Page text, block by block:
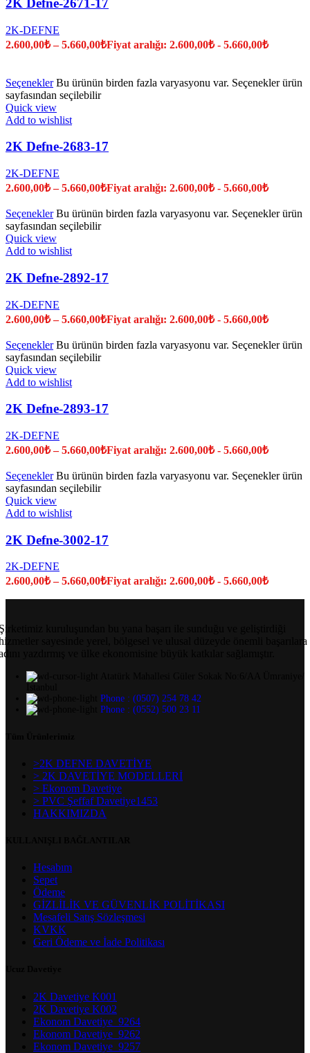
2K Defne-2671-17
2K-DEFNE
2.600,00₺ –5.660,00₺Fiyat aralığı: 2.600,00₺ - 5.660,00₺
Seçenekler Bu ürünün birden fazla varyasyonu var. Seçenekler ürün
sayfasından seçilebilir
Quick view
Add to wishlist
2K Defne-2683-17
2K-DEFNE
2.600,00₺ –5.660,00₺Fiyat aralığı: 2.600,00₺ - 5.660,00₺
Seçenekler Bu ürünün birden fazla varyasyonu var. Seçenekler ürün
sayfasından seçilebilir
Quick view
Add to wishlist
2K Defne-2892-17
2K-DEFNE
2.600,00₺ –5.660,00₺Fiyat aralığı: 2.600,00₺ - 5.660,00₺
Seçenekler Bu ürünün birden fazla varyasyonu var. Seçenekler ürün
sayfasından seçilebilir
Quick view
Add to wishlist
2K Defne-2893-17
2K-DEFNE
2.600,00₺ –5.660,00₺Fiyat aralığı: 2.600,00₺ - 5.660,00₺
Seçenekler Bu ürünün birden fazla varyasyonu var. Seçenekler ürün
sayfasından seçilebilir
Quick view
Add to wishlist
2K Defne-3002-17
2K-DEFNE
2.600,00₺ –5.660,00₺Fiyat aralığı: 2.600,00₺ - 5.660,00₺
kuruluşundan bu yana başarı ile sunduğu ve geliştirdiği
sayesinde yerel, bölgesel ve ulusal düzeyde önemli başarılara
yazdırmış ve ülke ekonomisine büyük katkılar sağlamıştır.
Phone : (0507) 254 78 42
Phone : (0552) 500 23 11
>2K DEFNE DAVETİYE
> 2K DAVETİYE MODELLERİ
> Ekonom Davetiye
> PVC Şeffaf Davetiye1453
HAKKIMIZDA
Hesabım
Sepet
Ödeme
GİZLİLİK VE GÜVENLİK POLİTİKASI
Mesafeli Satış Sözleşmesi
KVKK
Geri Ödeme ve İade Politikası
2K Davetiye K001
2K Davetiye K002
Ekonom Davetiye_9264
Ekonom Davetiye_9262
Ekonom Davetiye_9257